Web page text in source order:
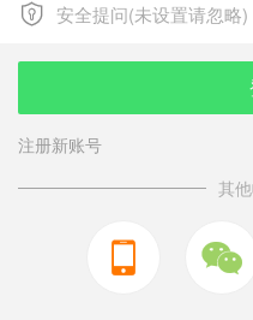
 安全提问(未设置请忽略)
安全提问(未设置请忽略)
注册新账号
其
 